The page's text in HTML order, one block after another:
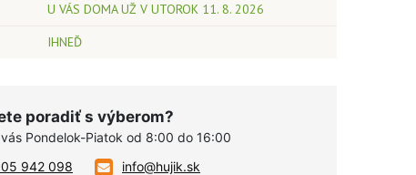
U VÁS DOMA UŽ V UTOROK 11. 8. 2026
IHNEĎ
poradiť s výberom?
Pondelok-Piatok od 8:00 do 16:00
942 098
info@hujik.sk